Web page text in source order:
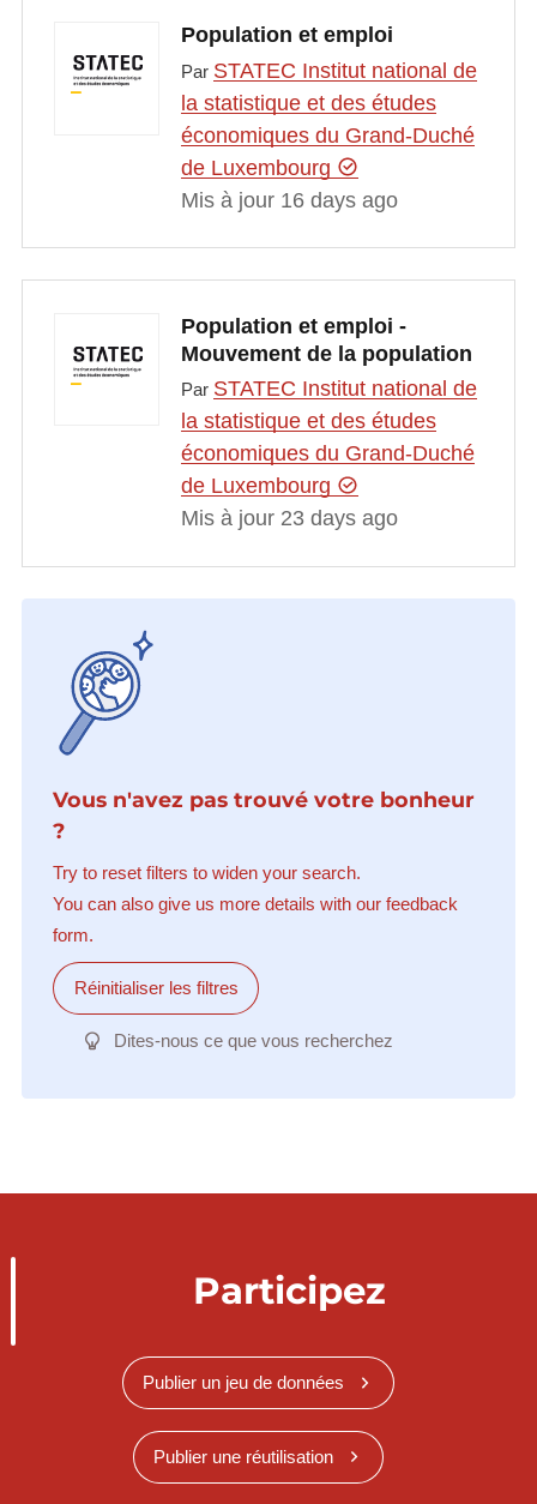
Population et emploi
Par STATEC Institut national de
la statistique et des études
économiques du Grand-Duché
de Luxembourg
Mis à jour 16 days ago
Population et emploi -
Mouvement de la population
Par STATEC Institut national de
la statistique et des études
économiques du Grand-Duché
de Luxembourg
Mis à jour 23 days ago
Vous n'avez pas trouvé votre bonheur
?
Try to reset filters to widen your search.
You can also give us more details with our feedback
form.
Réinitialiser les filtres
Dites-nous ce que vous recherchez
Participez
Publier un jeu de données
Publier une réutilisation